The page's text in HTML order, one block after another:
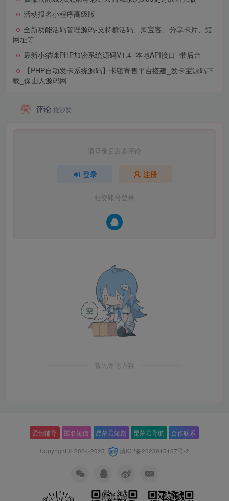
活动报名小程序高级版
全新功能活码管理源码-支持群活码、淘宝客、分享卡片、短
网址等
最新小猫咪PHP加密系统源码V1.4_本地API接口_带后台
【PHP自动发卡系统源码】卡密寄售平台搭建_发卡宝源码下
载_保山人源码网
评论 抢沙发
请登录后发表评论
登录 注册
社交账号登录
暂无评论内容
爱情辅导 匿名短信 昆荣君短剧 昆荣君导航 合作联系
Copyright © 2024-2025 滇ICP备2023015167号-2